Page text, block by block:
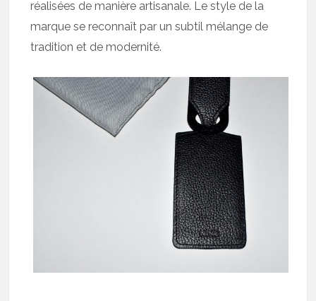
réalisées de manière artisanale. Le style de la
marque se reconnaît par un subtil mélange de
tradition et de modernité.